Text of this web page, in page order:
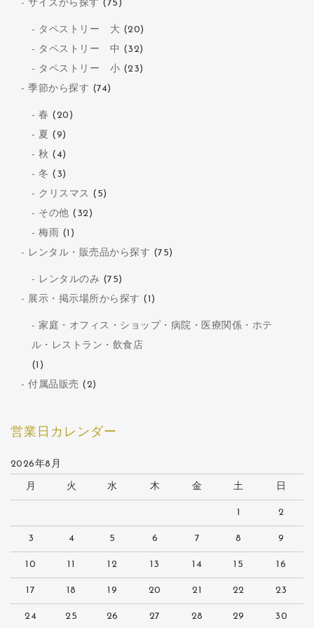
サイズから探す (75)
タペストリー 大 (20)
タペストリー 中 (32)
タペストリー 小 (23)
季節から探す (74)
春 (20)
夏 (9)
秋 (4)
冬 (3)
クリスマス (5)
その他 (32)
梅雨 (1)
レンタル・販売品から探す (75)
レンタルのみ (75)
展示・掲示場所から探す (1)
家庭・オフィス・ショップ・病院・医療関係・ホテ
ル・レストラン・飲食店
(1)
付属品販売 (2)
営業日カレンダー
2026年8月
月 火 水 木 金 土 日
1 2
3 4 5 6 7 8 9
10 11 12 13 14 15 16
17 18 19 20 21 22 23
24 25 26 27 28 29 30